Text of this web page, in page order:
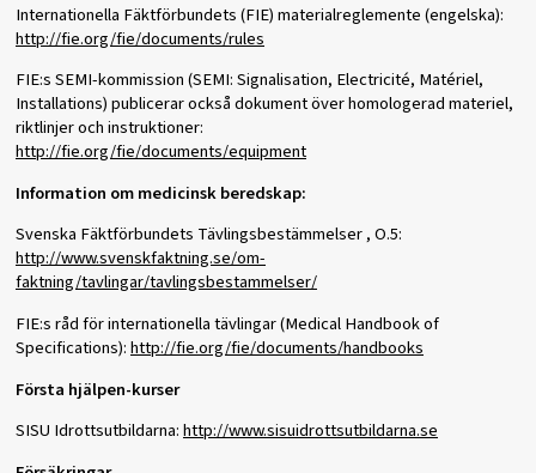
Internationella Fäktförbundets (FIE) materialreglemente (engelska):
http://fie.org/fie/documents/rules
FIE:s SEMI-kommission (SEMI: Signalisation, Electricité, Matériel,
Installations) publicerar också dokument över homologerad materiel,
riktlinjer och instruktioner:
http://fie.org/fie/documents/equipment
Information om medicinsk beredskap:
Svenska Fäktförbundets Tävlingsbestämmelser , O.5:
http://www.svenskfaktning.se/om-
faktning/tavlingar/tavlingsbestammelser/
FIE:s råd för internationella tävlingar (Medical Handbook of
Specifications):http://fie.org/fie/documents/handbooks
Första hjälpen-kurser
SISU Idrottsutbildarna:http://www.sisuidrottsutbildarna.se